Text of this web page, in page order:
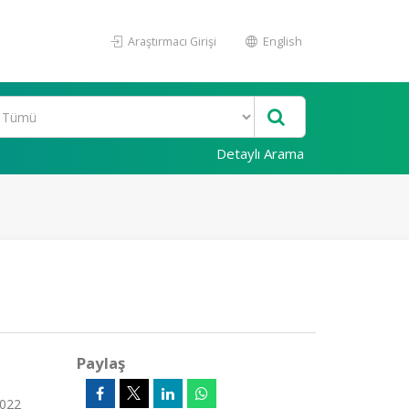
Araştırmacı Girişi English
Detaylı Arama
Paylaş